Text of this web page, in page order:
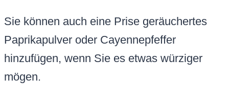
Sie können auch eine Prise geräuchertes
Paprikapulver oder Cayennepfeffer
hinzufügen, wenn Sie es etwas würziger
mögen.